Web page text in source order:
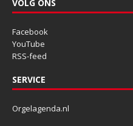
VOLG ONS
Facebook
YouTube
RSS-feed
SERVICE
Orgelagenda.nl